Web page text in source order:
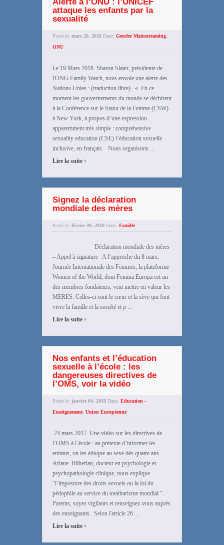
Alerte à l’ONU : l’UNICEF
attaque les enfants par la
sexualité
Posté le: mars 20, 2018 Dans: Gender Mainstreaming,
ONU
Le 19 Mars 2018. Sharon Slater, présidente de
l'ONG Family Watch, nous envoie une alerte des
Nations Unies : (traduction libre) « En ce
moment les gouvernements du monde se déchirent
à la Conférence sur le Statut de la Femme (CSW)
à New York, à propos d’une expression
apparemment très simple : comprehensive
sexuality education (CSE) l’éducation sexuelle
inclusive, en français. Nous organisons ...
Lire la suite ›
Signez la déclaration
mondiale des mères
Posté le: février 09, 2018 Dans: Famille
Déclaration mondiale des mères
– Appel à signature A l’approche du 8 mars,
Journée Internationale des Femmes, la plateforme
Women of the World, dont Femina Europa est un
des membres fondateurs, veut mettre en valeur les
MERES. Celles-ci sont le cœur et la sève qui font
vivre la famille et la société et p ...
Lire la suite ›
Nos enfants et l’éducation
sexuelle à l’école : les
dangereuses directives de
l’OMS, voir la vidéo
Posté le: janvier 04, 2018 Dans: Education -
Enseignement, Union Européenne
24 mars 2017. Une vidéo sur les directives de
l’OMS à l’école : au prétexte d’informer les
enfants, on les éduque au sexe dès quatre ans.
Ariane Bilherian, docteur en psychologie et
psychopathologie clinique, nous explique
"l’imposture des droits sexuels ou la loi du
pédophile au service du totalitarisme mondial ".
Parents, soyez vigilants et renseignez-vous auprès
des enseignants. Selon l'article 26 ...
Lire la suite ›